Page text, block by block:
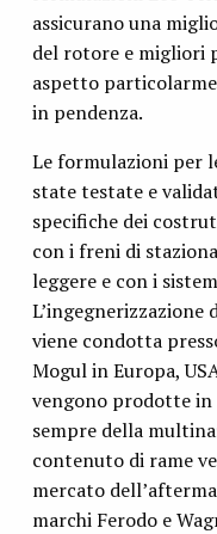
assicurano una
del rotore e migliori
aspetto
in pendenza.
Le formulazioni per
state testate e
specifiche dei
con i freni di
leggere e con i
viene condotta
Mogul in Europa,
vengono prodotte
sempre della
contenuto di rame
mercato
marchi Ferodo e